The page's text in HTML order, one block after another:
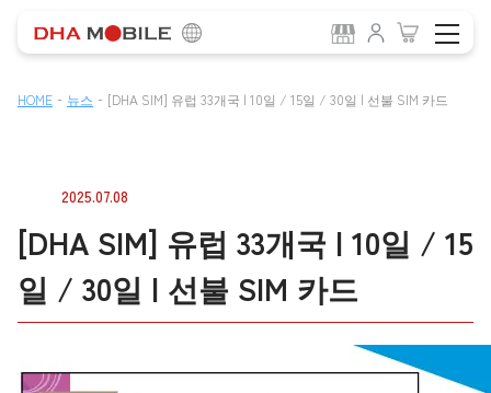
HOME - 뉴스 - [DHA SIM] 유럽 33개국 | 10일 / 15일 / 30일 | 선불 SIM 카드
2025.07.08
[DHA SIM] 유럽 33개국 | 10일 / 15
일 / 30일 | 선불 SIM 카드